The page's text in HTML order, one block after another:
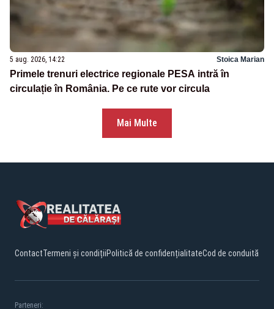
5 aug. 2026, 14:22 Stoica Marian
Primele trenuri electrice regionale PESA intră în
circulație în România. Pe ce rute vor circula
Mai Multe
ContactTermeni și condițiiPolitică de confidențialitateCod de conduită
Parteneri: